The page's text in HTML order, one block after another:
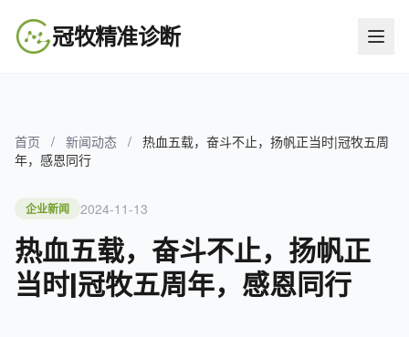
冠牧精准诊断
首页 / 新闻动态 / 热血五载，奋斗不止，扬帆正当时|冠牧五周
年，感恩同行
企业新闻 2024-11-13
热血五载，奋斗不止，扬帆正
当时|冠牧五周年，感恩同行